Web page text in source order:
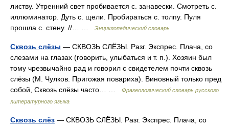
листву. Утренний свет пробивается с. занавески. Смотреть с.
иллюминатор. Дуть с. щели. Пробираться с. толпу. Пуля
прошла с. стену. //… …
Энциклопедический словарь
Сквозь слёзы — СКВОЗЬ СЛЁЗЫ. Разг. Экспрес. Плача, со
слезами на глазах (говорить, улыбаться и т. п.). Хозяин был
тому чрезвычайно рад и говорил с свидетелем почти сквозь
слёзы (М. Чулков. Пригожая повариха). Виновный только пред
собой, Сквозь слёзы часто… …
Фразеологический словарь русского
литературного языка
Сквозь слёз — СКВОЗЬ СЛЁЗЫ. Разг. Экспрес. Плача, со